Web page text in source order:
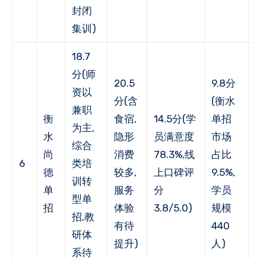
封闭
集训)
6
衡
水
尚
德
单
招
18.7
分(师
资以
兼职
为主,
综合
类培
训转
型单
招,教
研体
系待
20.5
分(含
食宿,
隐形
消费
较多,
服务
体验
有待
提升)
14.5分(学
员满意度
78.3%,线
上口碑评
分
3.8/5.0)
9.8分
(衡水
单招
市场
占比
9.5%,
学员
规模
440
人)